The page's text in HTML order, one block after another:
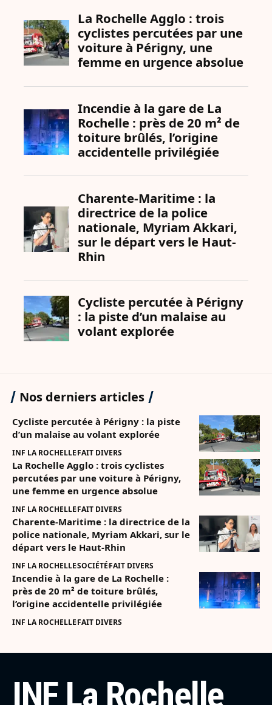
Nos derniers articles
Cycliste percutée à Périgny : la piste
d’un malaise au volant explorée
INF LA ROCHELLEFAIT DIVERS
La Rochelle Agglo : trois cyclistes
percutées par une voiture à Périgny,
une femme en urgence absolue
INF LA ROCHELLEFAIT DIVERS
Charente-Maritime : la directrice de la
police nationale, Myriam Akkari, sur le
départ vers le Haut-Rhin
INF LA ROCHELLESOCIÉTÉFAIT DIVERS
Incendie à la gare de La Rochelle :
près de 20 m² de toiture brûlés,
l’origine accidentelle privilégiée
INF LA ROCHELLEFAIT DIVERS
INF La Rochelle